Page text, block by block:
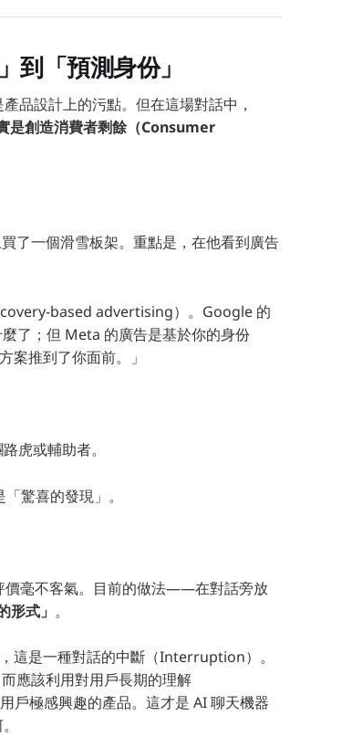
到「預測身份」
品設計上的污點。但在這場對話中，
是創造消費者剩餘（Consumer
了一個滑雪板架。重點是，在他看到廣告
based advertising）。Google 的
了；但 Meta 的廣告是基於你的身份
推到了你面前。」
虎或輔助者。
驚喜的發現」。
價毫不客氣。目前的做法——在對話旁放
形式」 。
這是一種對話的中斷（Interruption）。
應該利用對用戶長期的理解
戶極感興趣的產品。這才是 AI 聊天機器